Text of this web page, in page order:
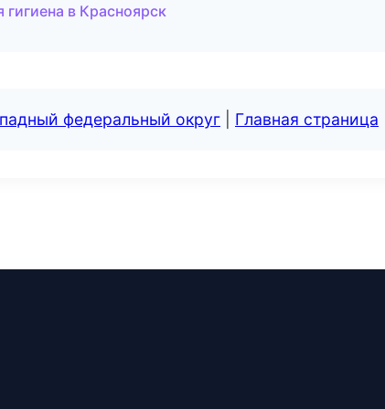
в Красноярск
федеральный округ Главная страница